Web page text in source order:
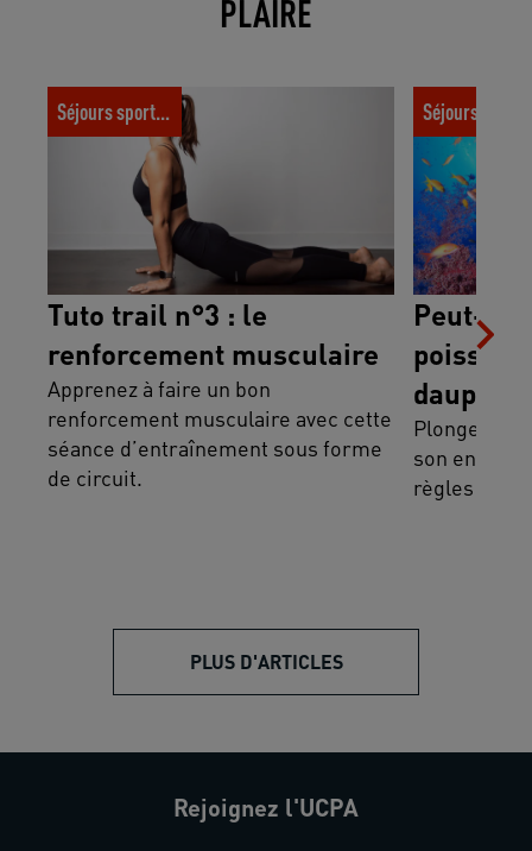
PLAIRE
Tuto trail n°3 : le renforcement
musculaire
Séjours sportifs
Tuto trail n°3 : le
renforcement musculaire
Apprenez à faire un bon
renforcement musculaire avec cette
séance d’entraînement sous forme
de circuit.
Peut-on
dauphins en
Peut-on
Plonger,
son
règles à
PLUS D'ARTICLES
Rejoignez l'UCPA